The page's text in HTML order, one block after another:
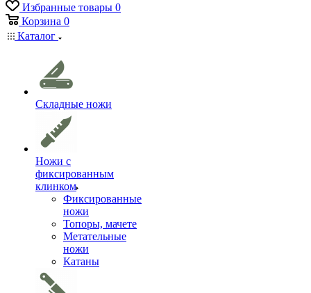
Избранные товары 0
Корзина 0
Каталог
Складные ножи
Ножи с
фиксированным
клинком
Фиксированные
ножи
Топоры, мачете
Метательные
ножи
Катаны